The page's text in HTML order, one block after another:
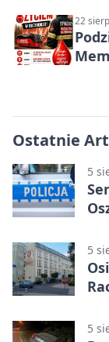
22
Ostatnie
5
5
5